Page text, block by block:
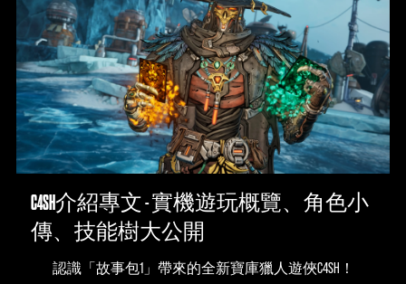
C4SH介紹專文 - 實機遊玩概覽、角色小
傳、技能樹大公開
認識「故事包1」帶來的全新寶庫獵人遊俠C4SH！